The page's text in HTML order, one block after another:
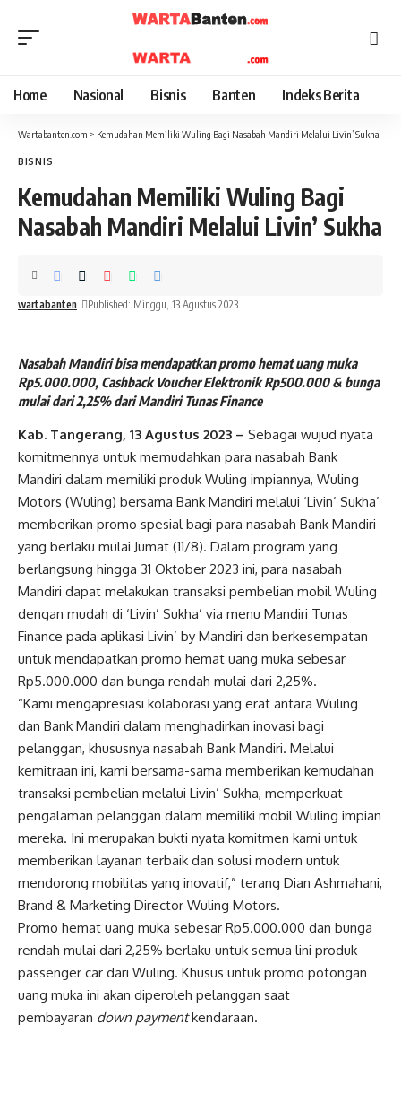
Home Nasional Bisnis Banten Indeks Berita
Wartabanten.com > Kemudahan Memiliki Wuling Bagi Nasabah Mandiri Melalui Livin’ Sukha
BISNIS
Kemudahan Memiliki Wuling Bagi
Nasabah Mandiri Melalui Livin’ Sukha
wartabanten Published: Minggu, 13 Agustus 2023
Nasabah Mandiri bisa mendapatkan promo hemat uang muka
Rp5.000.000, Cashback Voucher Elektronik Rp500.000 & bunga
mulai dari 2,25% dari Mandiri Tunas Finance
Kab. Tangerang, 13 Agustus 2023 – Sebagai wujud nyata
komitmennya untuk memudahkan para nasabah Bank
Mandiri dalam memiliki produk Wuling impiannya, Wuling
Motors (Wuling) bersama Bank Mandiri melalui ‘Livin’ Sukha’
memberikan promo spesial bagi para nasabah Bank Mandiri
yang berlaku mulai Jumat (11/8). Dalam program yang
berlangsung hingga 31 Oktober 2023 ini, para nasabah
Mandiri dapat melakukan transaksi pembelian mobil Wuling
dengan mudah di ‘Livin’ Sukha’ via menu Mandiri Tunas
Finance pada aplikasi Livin’ by Mandiri dan berkesempatan
untuk mendapatkan promo hemat uang muka sebesar
Rp5.000.000 dan bunga rendah mulai dari 2,25%.
“Kami mengapresiasi kolaborasi yang erat antara Wuling
dan Bank Mandiri dalam menghadirkan inovasi bagi
pelanggan, khususnya nasabah Bank Mandiri. Melalui
kemitraan ini, kami bersama-sama memberikan kemudahan
transaksi pembelian melalui Livin’ Sukha, memperkuat
pengalaman pelanggan dalam memiliki mobil Wuling impian
mereka. Ini merupakan bukti nyata komitmen kami untuk
memberikan layanan terbaik dan solusi modern untuk
mendorong mobilitas yang inovatif,” terang Dian Ashmahani,
Brand & Marketing Director Wuling Motors.
Promo hemat uang muka sebesar Rp5.000.000 dan bunga
rendah mulai dari 2,25% berlaku untuk semua lini produk
passenger car dari Wuling. Khusus untuk promo potongan
uang muka ini akan diperoleh pelanggan saat
pembayaran down paymentkendaraan.